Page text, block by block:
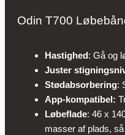
Odin T700
Hastighed: Gå og
Juster
Stødabsorbering:
App-kompatibel:
Løbeflade: 46 x
masser af plads,